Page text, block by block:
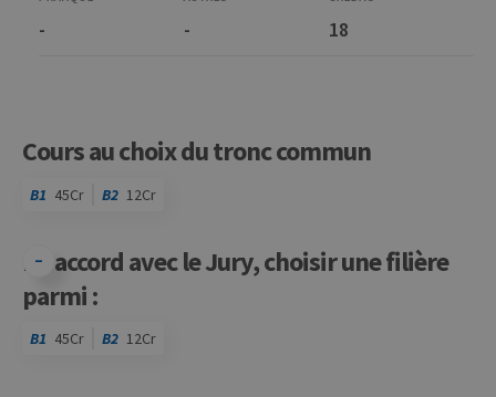
- - 18
Cours au choix du tronc commun
B1 45Cr B2 12Cr
En accord avec le Jury, choisir une filière
parmi :
B1 45Cr B2 12Cr